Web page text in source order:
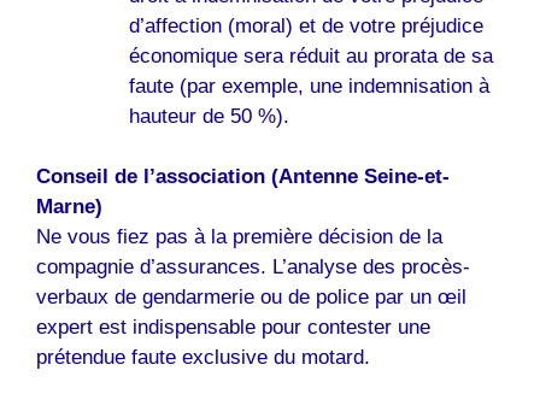
d’affection (moral) et de votre préjudice
économique sera réduit au prorata de sa
faute (par exemple, une indemnisation à
hauteur de 50 %).
Conseil de l’association (Antenne Seine-et-
Marne)
Ne vous fiez pas à la première décision de la
compagnie d’assurances. L’analyse des procès-
verbaux de gendarmerie ou de police par un œil
expert est indispensable pour contester une
prétendue faute exclusive du motard.